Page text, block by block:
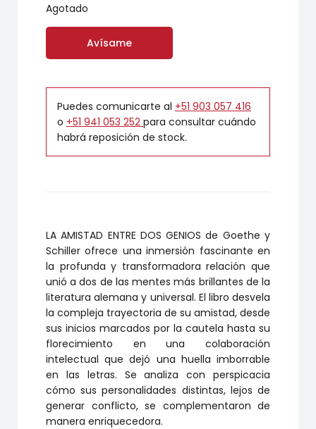
Agotado
Avísame
Puedes comunicarte al +51 903 057 416
o +51 941 053 252 para consultar cuándo
habrá reposición de stock.
LA AMISTAD ENTRE DOS GENIOS de Goethe y
Schiller ofrece una inmersión fascinante en
la profunda y transformadora relación que
unió a dos de las mentes más brillantes de la
literatura alemana y universal. El libro desvela
la compleja trayectoria de su amistad, desde
sus inicios marcados por la cautela hasta su
florecimiento en una colaboración
intelectual que dejó una huella imborrable
en las letras. Se analiza con perspicacia
cómo sus personalidades distintas, lejos de
generar conflicto, se complementaron de
manera enriquecedora.